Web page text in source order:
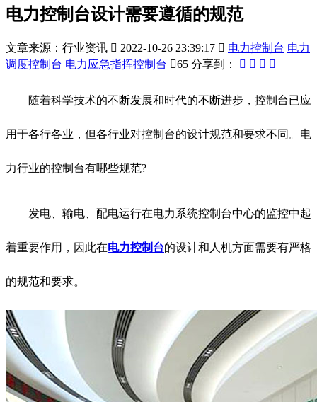
电力控制台设计需要遵循的规范
文章来源：行业资讯  2022-10-26 23:39:17  电力控制台 电力
调度控制台 电力应急指挥控制台 65 分享到：    
随着科学技术的不断发展和时代的不断进步，控制台已应
用于各行各业，但各行业对控制台的设计规范和要求不同。电
力行业的控制台有哪些规范?
发电、输电、配电运行在电力系统控制台中心的监控中起
着重要作用，因此在电力控制台的设计和人机方面需要有严格
的规范和要求。